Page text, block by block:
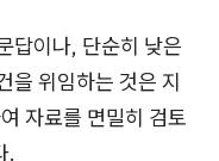
답이나, 단순히 낮은
을 위임하는 것은 지
자료를 면밀히 검토
.